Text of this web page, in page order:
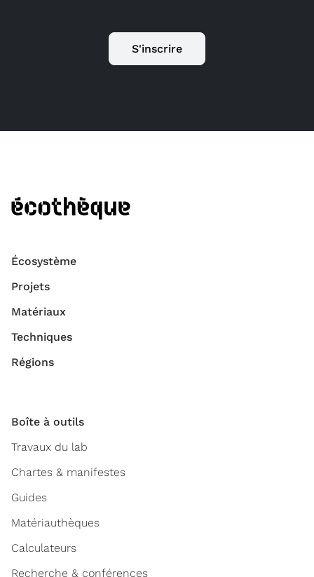
S'inscrire
Écosystème
Projets
Matériaux
Techniques
Régions
Boîte à outils
Travaux du lab
Chartes & manifestes
Guides
Matériauthèques
Calculateurs
Recherche & conférences